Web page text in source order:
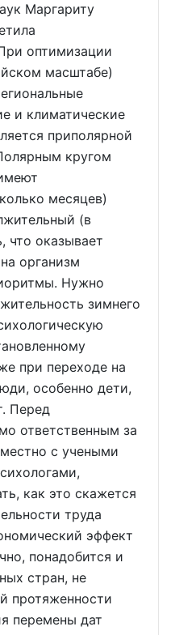
Маргариту
оптимизации
масштабе)
и климатические
приполярной
кругом
месяцев)
(в
что оказывает
организм
Нужно
зимнего
при переходе на
особенно дети,
Перед
ответственным за
с учеными
как это скажется
труда
эффект
понадобится и
стран, не
протяженности
перемены дат